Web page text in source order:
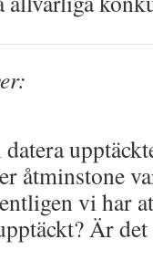
åtminstone
vi har
Är